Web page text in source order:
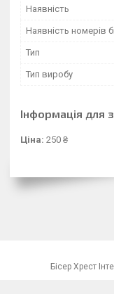
Наявність
Наявність номерів
Тип
Тип виробу
Інформація для
Ціна: 250 ₴